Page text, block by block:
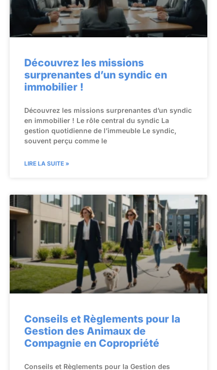
Découvrez les missions
surprenantes d’un syndic en
immobilier !
Découvrez les missions surprenantes d’un syndic
en immobilier ! Le rôle central du syndic La
gestion quotidienne de l’immeuble Le syndic,
souvent perçu comme le
LIRE LA SUITE »
Conseils et Règlements pour la
Gestion des Animaux de
Compagnie en Copropriété
Conseils et Règlements pour la Gestion des